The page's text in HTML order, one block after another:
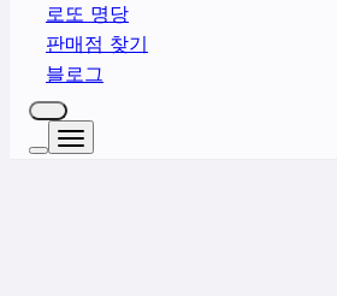
로또 명당
판매점 찾기
블로그